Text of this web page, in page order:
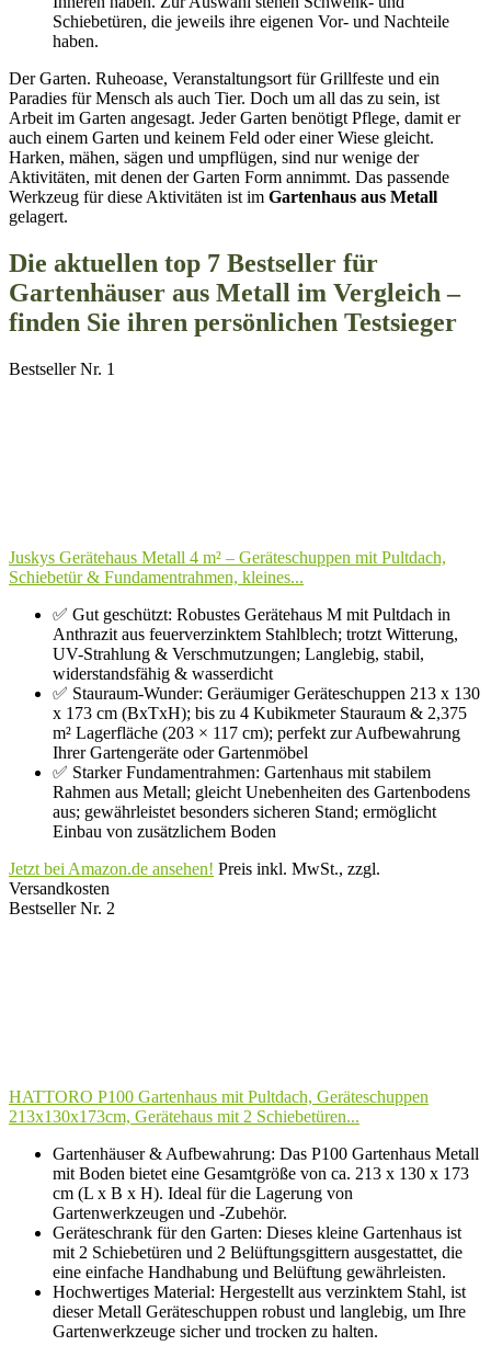
Schiebetüren, die jeweils ihre eigenen Vor- und Nachteile
haben.
Der Garten. Ruheoase, Veranstaltungsort für Grillfeste und ein
Paradies für Mensch als auch Tier. Doch um all das zu sein, ist
Arbeit im Garten angesagt. Jeder Garten benötigt Pflege, damit er
auch einem Garten und keinem Feld oder einer Wiese gleicht.
Harken, mähen, sägen und umpflügen, sind nur wenige der
Aktivitäten, mit denen der Garten Form annimmt. Das passende
Werkzeug für diese Aktivitäten ist im Gartenhaus aus Metall
gelagert.
Die aktuellen top 7 Bestseller für
Gartenhäuser aus Metall im Vergleich –
finden Sie ihren persönlichen Testsieger
Bestseller Nr. 1
Juskys Gerätehaus Metall 4 m² – Geräteschuppen mit Pultdach,
Schiebetür & Fundamentrahmen, kleines...
✅ Gut geschützt: Robustes Gerätehaus M mit Pultdach in
Anthrazit aus feuerverzinktem Stahlblech; trotzt Witterung,
UV-Strahlung & Verschmutzungen; Langlebig, stabil,
widerstandsfähig & wasserdicht
✅ Stauraum-Wunder: Geräumiger Geräteschuppen 213 x 130
x 173 cm (BxTxH); bis zu 4 Kubikmeter Stauraum & 2,375
m² Lagerfläche (203 × 117 cm); perfekt zur Aufbewahrung
Ihrer Gartengeräte oder Gartenmöbel
✅ Starker Fundamentrahmen: Gartenhaus mit stabilem
Rahmen aus Metall; gleicht Unebenheiten des Gartenbodens
aus; gewährleistet besonders sicheren Stand; ermöglicht
Einbau von zusätzlichem Boden
Jetzt bei Amazon.de ansehen! Preis inkl. MwSt., zzgl.
Versandkosten
Bestseller Nr. 2
HATTORO P100 Gartenhaus mit Pultdach, Geräteschuppen
213x130x173cm, Gerätehaus mit 2 Schiebetüren...
Gartenhäuser & Aufbewahrung: Das P100 Gartenhaus Metall
mit Boden bietet eine Gesamtgröße von ca. 213 x 130 x 173
cm (L x B x H). Ideal für die Lagerung von
Gartenwerkzeugen und -Zubehör.
Geräteschrank für den Garten: Dieses kleine Gartenhaus ist
mit 2 Schiebetüren und 2 Belüftungsgittern ausgestattet, die
eine einfache Handhabung und Belüftung gewährleisten.
Hochwertiges Material: Hergestellt aus verzinktem Stahl, ist
dieser Metall Geräteschuppen robust und langlebig, um Ihre
Gartenwerkzeuge sicher und trocken zu halten.